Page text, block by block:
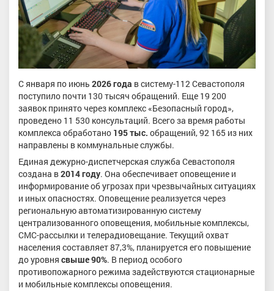
С января по июнь 2026 года в систему-112 Севастополя
поступило почти 130 тысяч обращений. Еще 19 200
заявок принято через комплекс «Безопасный город»,
проведено 11 530 консультаций. Всего за время работы
комплекса обработано 195 тыс. обращений, 92 165 из них
направлены в коммунальные службы.
Единая дежурно-диспетчерская служба Севастополя
создана в2014 году. Она обеспечивает оповещение и
информирование об угрозах при чрезвычайных ситуациях
и иных опасностях. Оповещение реализуется через
региональную автоматизированную систему
централизованного оповещения, мобильные комплексы,
СМС-рассылки и телерадиовещание. Текущий охват
населения составляет 87,3%, планируется его повышение
до уровня свыше 90%. В период особого
противопожарного режима задействуются стационарные
и мобильные комплексы оповещения.